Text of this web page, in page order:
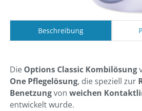
Beschreibung
Die Options Classic Kombilösung
One Pflegelösung, die speziell zur
Benetzungvon weichen
entwickelt wurde.